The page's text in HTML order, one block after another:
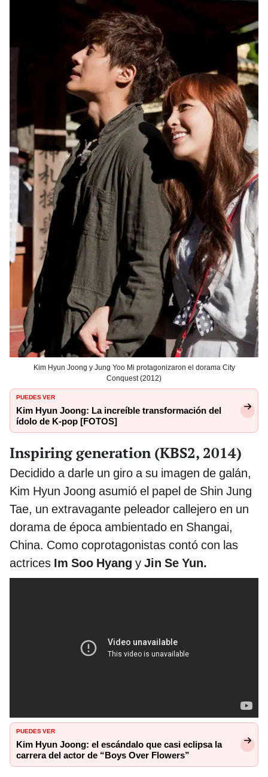
Kim Hyun Joong y Jung Yoo Mi protagonizaron el dorama City
Conquest (2012)
PUEDES VER
Kim Hyun Joong: La increíble transformación del
ídolo de K-pop [FOTOS]
Inspiring generation (KBS2, 2014)
Decidido a darle un giro a su imagen de galán,
Kim Hyun Joong asumió el papel de Shin Jung
Tae, un extravagante peleador callejero en un
dorama de época ambientado en Shangai,
China. Como coprotagonistas contó con las
actrices Im Soo Hyang y Jin Se Yun.
PUEDES VER
Kim Hyun Joong: el escándalo que casi eclipsa la
carrera del actor de “Boys Over Flowers”